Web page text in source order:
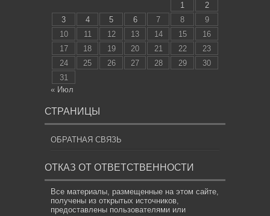
1
2
3
4 5 6 7 8
9
10
11 12 13 14 15
16
17
18 19 20 21 22
23
24
25 26 27 28 29
30
31
« Июл
СТРАНИЦЫ
ОБРАТНАЯ СВЯЗЬ
ОТКАЗ ОТ ОТВЕТСТВЕННОСТИ
Все материалы, размещенные на этом сайте,
получены из открытых источников,
предоставлены пользователями или